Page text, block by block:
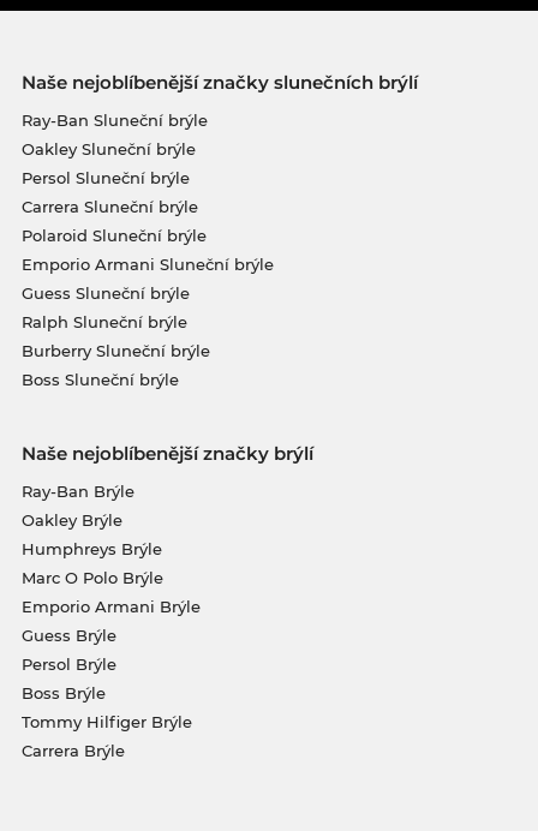
Naše nejoblíbenější značky slunečních brýlí
Ray-Ban Sluneční brýle
Oakley Sluneční brýle
Persol Sluneční brýle
Carrera Sluneční brýle
Polaroid Sluneční brýle
Emporio Armani Sluneční brýle
Guess Sluneční brýle
Ralph Sluneční brýle
Burberry Sluneční brýle
Boss Sluneční brýle
Naše nejoblíbenější značky brýlí
Ray-Ban Brýle
Oakley Brýle
Humphreys Brýle
Marc O Polo Brýle
Emporio Armani Brýle
Guess Brýle
Persol Brýle
Boss Brýle
Tommy Hilfiger Brýle
Carrera Brýle